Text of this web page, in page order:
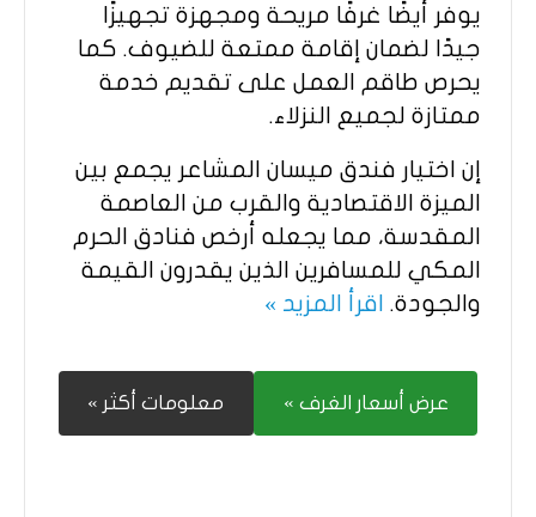
يوفر أيضًا غرفًا مريحة ومجهزة تجهيزًا
جيدًا لضمان إقامة ممتعة للضيوف. كما
يحرص طاقم العمل على تقديم خدمة
ممتازة لجميع النزلاء.
إن اختيار فندق ميسان المشاعر يجمع بين
الميزة الاقتصادية والقرب من العاصمة
المقدسة، مما يجعله أرخص فنادق الحرم
المكي للمسافرين الذين يقدرون القيمة
والجودة. اقرأ المزيد »
عرض أسعار الغرف » معلومات أكثر »